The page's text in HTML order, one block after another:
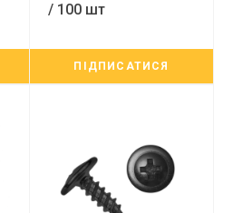
Ruspert, 200 шт/пач.
/ 100 шт
ПІДПИСАТИСЯ